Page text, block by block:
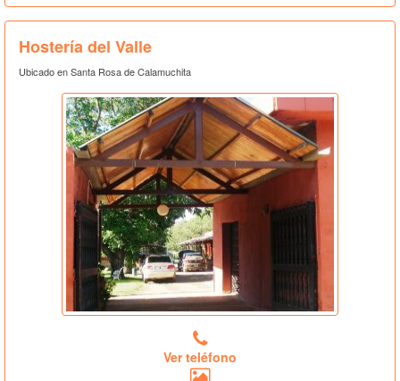
Hostería del Valle
Ubicado en Santa Rosa de Calamuchita
Ver teléfono